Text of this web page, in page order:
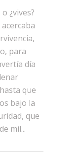
¿vives?
para
día
que
bajo la
que
mil...